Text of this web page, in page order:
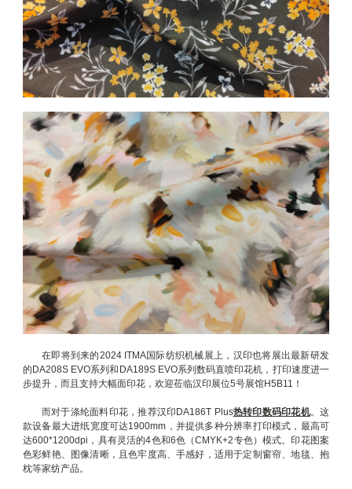
在即将到来的2024 ITMA国际纺织机械展上，汉印也将展出最新研发
的DA208S EVO系列和DA189S EVO系列数码直喷印花机，打印速度进一
步提升，而且支持大幅面印花，欢迎莅临汉印展位5号展馆H5B11！
而对于涤纶面料印花，推荐汉印DA186T Plus热转印数码印花机。这
款设备最大进纸宽度可达1900mm，并提供多种分辨率打印模式，最高可
达600*1200dpi，具有灵活的4色和6色（CMYK+2专色）模式。印花图案
色彩鲜艳、图像清晰，且色牢度高、手感好，适用于定制窗帘、地毯、抱
枕等家纺产品。